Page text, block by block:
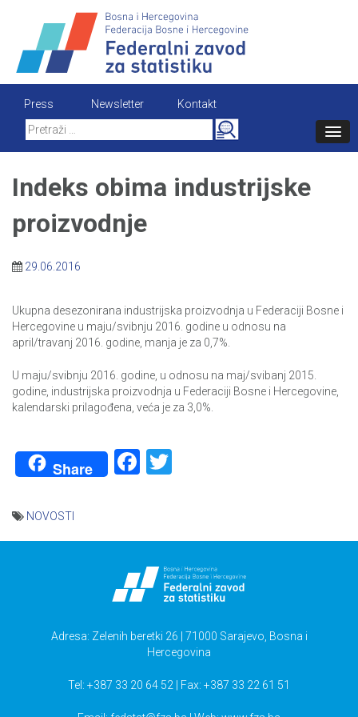
content
Press Newsletter
Kontakt
Search
for:
Indeks obima industrijske
proizvodnje
29.06.2016
Ukupna desezonirana industrijska proizvodnja u Federaciji Bosne i
Hercegovine u maju/svibnju 2016. godine u odnosu na
april/travanj 2016. godine, manja je za 0,7%.
U maju/svibnju 2016. godine, u odnosu na maj/svibanj 2015.
godine, industrijska proizvodnja u Federaciji Bosne i Hercegovine,
kalendarski prilagođena, veća je za 3,0%.
Share Facebook
NOVOSTI
Adresa: Zelenih beretki 26 | 71000 Sarajevo, Bosna i
Hercegovina
Tel: +387 33 20 64 52 | Fax: +387 33 22 61 51